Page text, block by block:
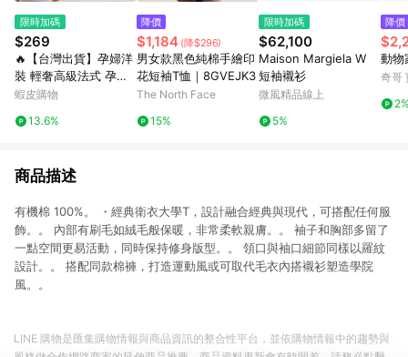
限時加碼
$269
🔥【台灣出貨】孕婦洋
裝 輕奢高級法式 孕婦
連衣裙 夏季新款 氣質
織長裙 修身孕婦長裙
蝦皮購物
13.6%
降價
$1,184 (降$296)
男女款黑色純棉手繪印
花短袖T恤｜8GVEJK3
The North Face
15%
限時加碼
$62,100
Maison Margiela W
短袖襯衫
微風精品線上
5%
降價
動物
奇哥
商品描述
有機棉 100%。 ・經典衛衣大學T，設計融合經典與現代，可搭配任何服
飾。。 內部有刷毛如絨毛般保暖，非常柔軟親膚。。 袖子和胸部多留了
一點空間更易活動，同時保持修身版型。。 領口與袖口細節同樣以羅紋
設計。。 搭配同款棉褲，打造運動風或可取代毛衣內搭襯衫塑造學院
風。。
LINE 購物是匯集購物情報與商品資訊的整合性平台，並依購物情報中的趨勢與